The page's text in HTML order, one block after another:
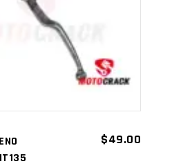
AL CARRITO
$49.00